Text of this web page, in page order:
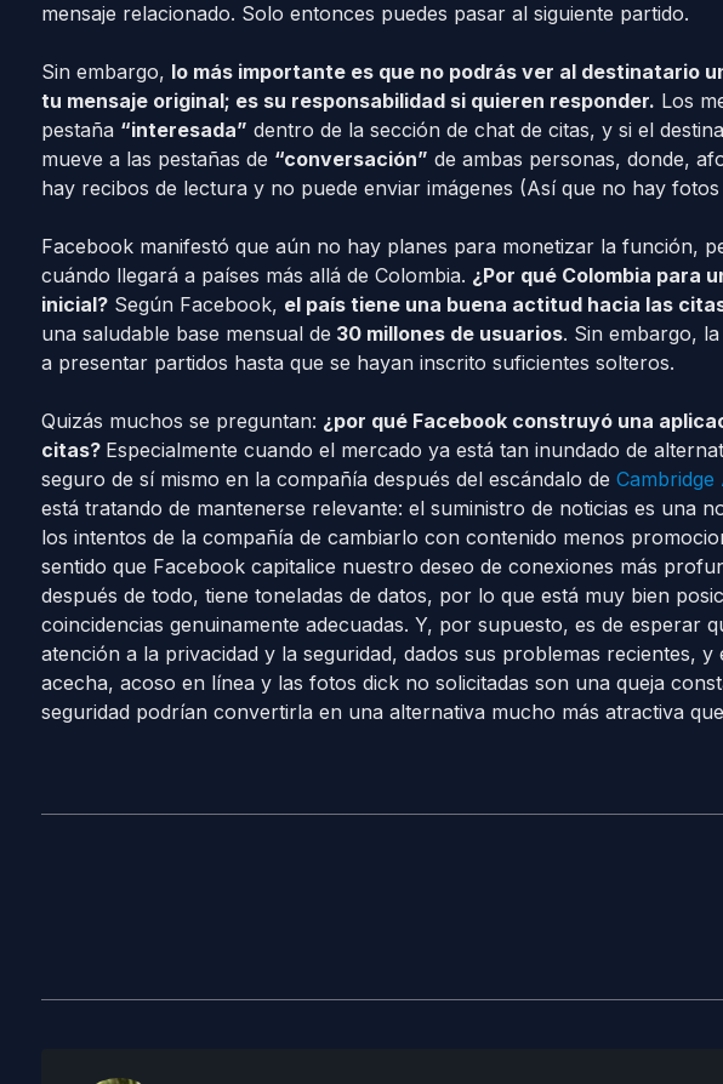
mensaje relacionado. Solo entonces puedes pasar al siguiente partido.
Sin embargo, lo más importante es que no podrás ver al destinatario
tu mensaje original; es su responsabilidad si quieren responder. Los
pestaña “interesada” dentro de la sección de chat de citas, y si el
mueve a las pestañas de “conversación” de ambas personas, donde,
hay recibos de lectura y no puede enviar imágenes (Así que no hay fotos
Facebook manifestó que aún no hay planes para monetizar la función,
cuándo llegará a países más allá de Colombia. ¿Por qué Colombia para
inicial?Según Facebook, el país tiene una buena actitud hacia las
una saludable base mensual de 30 millones de usuarios. Sin embargo,
a presentar partidos hasta que se hayan inscrito suficientes solteros.
Quizás muchos se preguntan: ¿por qué Facebook construyó una
citas? Especialmente cuando el mercado ya está tan inundado de
seguro de sí mismo en la compañía después del escándalo de Cambridge
está tratando de mantenerse relevante: el suministro de noticias es una
los intentos de la compañía de cambiarlo con contenido menos
sentido que Facebook capitalice nuestro deseo de conexiones más
después de todo, tiene toneladas de datos, por lo que está muy bien
coincidencias genuinamente adecuadas. Y, por supuesto, es de esperar
atención a la privacidad y la seguridad, dados sus problemas recientes,
acecha, acoso en línea y las fotos dick no solicitadas son una queja
seguridad podrían convertirla en una alternativa mucho más atractiva